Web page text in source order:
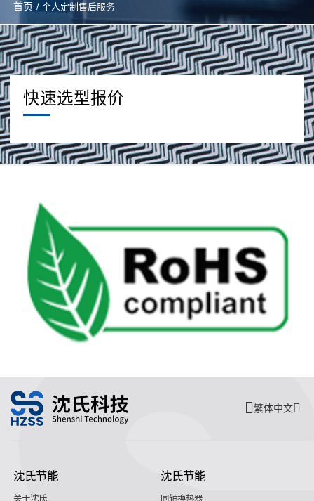
首页 / 个人定制售后服务
快速选型报价
繁体中文
沈氏节能
关于沈氏
沈氏节能
同轴换热器